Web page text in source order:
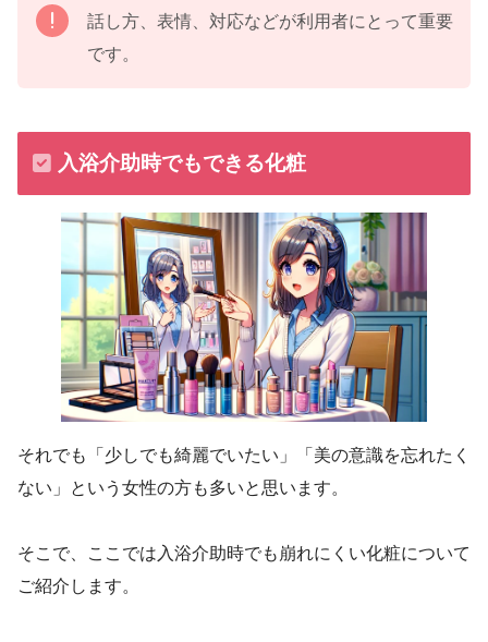
話し方、表情、対応などが利用者にとって重要
です。
入浴介助時でもできる化粧
それでも「少しでも綺麗でいたい」「美の意識を忘れたく
ない」という女性の方も多いと思います。
そこで、ここでは入浴介助時でも崩れにくい化粧について
ご紹介します。